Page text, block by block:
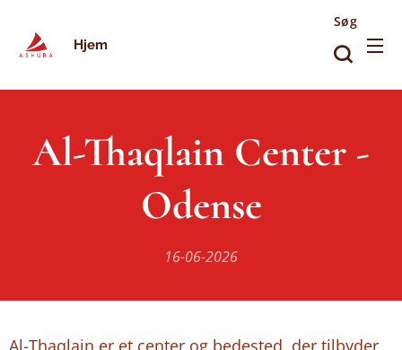
Hjem
Søg
Al-Thaqlain Center -
Odense
16-06-2026
Al-Thaqlain er et center og bedested, der tilbyder